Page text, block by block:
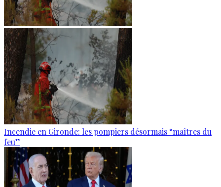
Incendie en Gironde: les pompiers désormais “maîtres du
feu”